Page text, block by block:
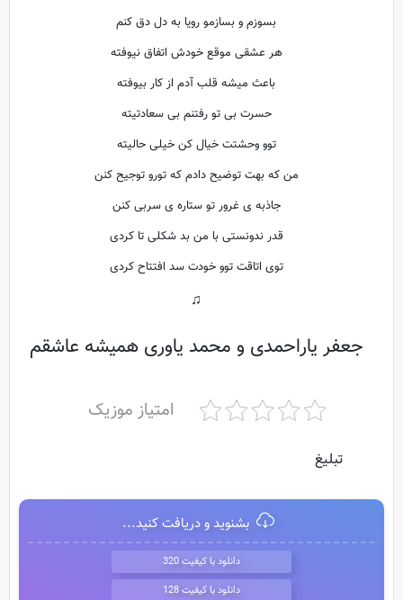
بسوزم و بسازمو رویا به دل دق کنم
هر عشقی موقع خودش اتفاق نیوفته
باعث میشه قلب آدم از کار بیوفته
حسرت بی تو رفتنم بی سعادتیته
توو وحشتت خیال کن خیلی حالیته
من که بهت توضیح دادم که تورو توجیح کنن
جاذبه ی غرور تو ستاره ی سربی کنن
قدر ندونستی با من بد شکلی تا کردی
توی اتاقت توو خودت سد افتتاح کردی
♫
جعفر یاراحمدی و محمد یاوری همیشه عاشقم
امتیاز موزیک
تبلیغ
بشنوید و دریافت کنید...
دانلود با کیفیت 320
دانلود با کیفیت 128